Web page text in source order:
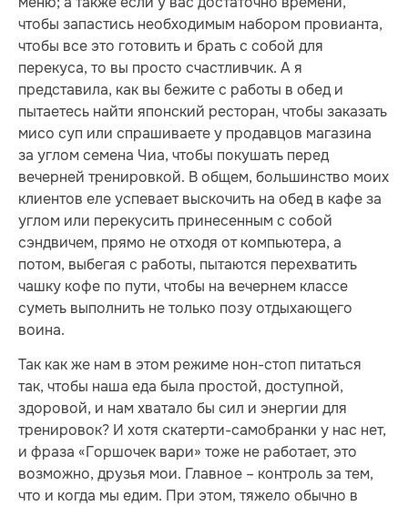
чтобы запастись необходимым набором провианта,
чтобы все это готовить и брать с собой для
перекуса, то вы просто счастливчик. А я
представила, как вы бежите с работы в обед и
пытаетесь найти японский ресторан, чтобы заказать
мисо суп или спрашиваете у продавцов магазина
за углом семена Чиа, чтобы покушать перед
вечерней тренировкой. В общем, большинство моих
клиентов еле успевает выскочить на обед в кафе за
углом или перекусить принесенным с собой
сэндвичем, прямо не отходя от компьютера, а
потом, выбегая с работы, пытаются перехватить
чашку кофе по пути, чтобы на вечернем классе
суметь выполнить не только позу отдыхающего
воина.
Так как же нам в этом режиме нон-стоп питаться
так, чтобы наша еда была простой, доступной,
здоровой, и нам хватало бы сил и энергии для
тренировок? И хотя скатерти-самобранки у нас нет,
и фраза «Горшочек вари» тоже не работает, это
возможно, друзья мои. Главное – контроль за тем,
что и когда мы едим. При этом, тяжело обычно в